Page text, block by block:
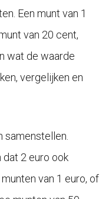
Een munt van 1
van 20 cent,
wat de waarde
vergelijken en
samenstellen.
2 euro ook
van 1 euro, of